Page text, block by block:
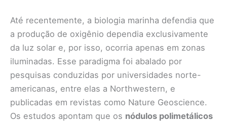
Até recentemente, a biologia marinha defendia que
a produção de oxigênio dependia exclusivamente
da luz solar e, por isso, ocorria apenas em zonas
iluminadas. Esse paradigma foi abalado por
pesquisas conduzidas por universidades norte-
americanas, entre elas a Northwestern, e
publicadas em revistas como Nature Geoscience.
Os estudos apontam que os nódulos polimetálicos